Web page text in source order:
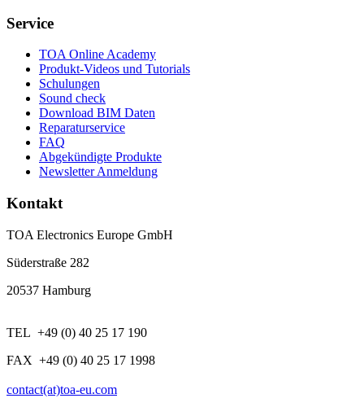
Service
TOA Online Academy
Produkt-Videos und Tutorials
Schulungen
Sound check
Download BIM Daten
Reparaturservice
FAQ
Abgekündigte Produkte
Newsletter Anmeldung
Kontakt
TOA Electronics Europe GmbH
Süderstraße 282
20537 Hamburg
TEL +49 (0) 40 25 17 190
FAX +49 (0) 40 25 17 1998
contact(at)toa-eu.com